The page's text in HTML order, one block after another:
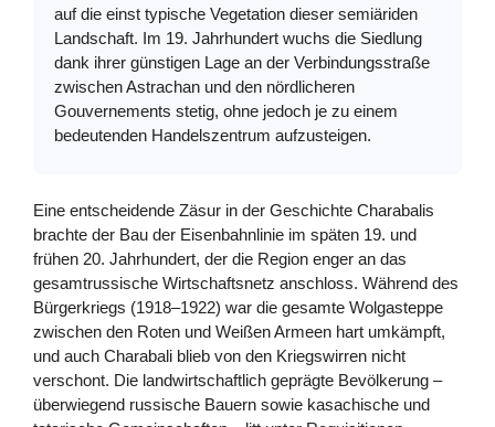
auf die einst typische Vegetation dieser semiäriden
Landschaft. Im 19. Jahrhundert wuchs die Siedlung
dank ihrer günstigen Lage an der Verbindungsstraße
zwischen Astrachan und den nördlicheren
Gouvernements stetig, ohne jedoch je zu einem
bedeutenden Handelszentrum aufzusteigen.
Eine entscheidende Zäsur in der Geschichte Charabalis
brachte der Bau der Eisenbahnlinie im späten 19. und
frühen 20. Jahrhundert, der die Region enger an das
gesamtrussische Wirtschaftsnetz anschloss. Während des
Bürgerkriegs (1918–1922) war die gesamte Wolgasteppe
zwischen den Roten und Weißen Armeen hart umkämpft,
und auch Charabali blieb von den Kriegswirren nicht
verschont. Die landwirtschaftlich geprägte Bevölkerung –
überwiegend russische Bauern sowie kasachische und